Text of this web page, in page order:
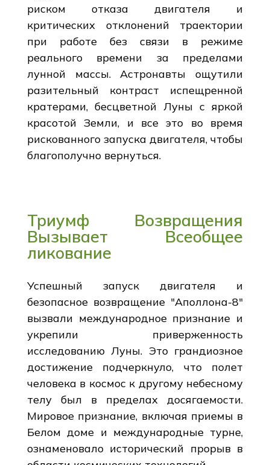
риском отказа двигателя и
критических отклонений траектории
при работе без связи в режиме
реального времени за пределами
лунной массы. Астронавты ощутили
разительный контраст испещренной
кратерами, бесцветной Луны с яркой
красотой Земли, и все это во время
рискованного запуска двигателя, чтобы
благополучно вернуться.
Триумф Возвращения
Вызывает Всеобщее
ликование
Успешный запуск двигателя и
безопасное возвращение "Аполлона-8"
вызвали международное признание и
укрепили приверженность
исследованию Луны. Это грандиозное
достижение подчеркнуло, что полет
человека в космос к другому небесному
телу был в пределах досягаемости.
Мировое признание, включая приемы в
Белом доме и международные турне,
ознаменовало исторический прорыв в